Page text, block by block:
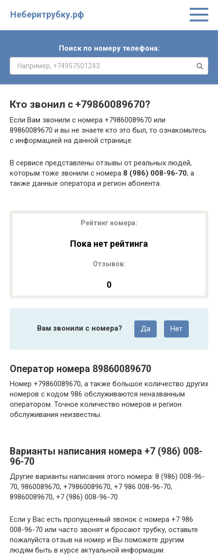
Неберитрубку.рф
Поиск по номеру телефона:
Кто звонил с +79860089670?
Если Вам звонили с номера +79860089670 или
89860089670 и вы не знаете кто это был, то ознакомьтесь
с информацией на данной странице.
В сервисе представлены отзывы от реальных людей,
которым тоже звонили с номера 8 (986) 008-96-70, а
также данные оператора и регион абонента.
Рейтинг номера:
Пока нет рейтинга
Отзывов:
0
Вам звонили с номера? Да Нет
Оператор номера 89860089670
Номер +79860089670, а также большое количество других
номеров с кодом 986 обслуживаются неназванным
оператором. Точное количество номеров и регион
обслуживания неизвестны.
Варианты написания номера +7 (986) 008-
96-70
Другие варианты написания этого номера: 8 (986) 008-96-
70, 9860089670, +79860089670, +7 986 008-96-70,
89860089670, +7 (986) 008-96-70.
Если у Вас есть пропущенный звонок с номера +7 986
008-96-70 или часто звонят и бросают трубку, оставьте
пожалуйста отзыв на номер и Вы поможете другим
людям быть в курсе актуальной информации.